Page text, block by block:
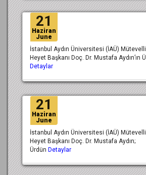
21
Haziran
June
İstanbul Aydın Üniversitesi (İAÜ) Mütevelli
Heyet Başkanı Doç. Dr. Mustafa Aydın’ın Ü
Detaylar
21
Haziran
June
İstanbul Aydın Üniversitesi (İAÜ) Mütevelli
Heyet Başkanı Doç. Dr. Mustafa Aydın;
Ürdün Detaylar